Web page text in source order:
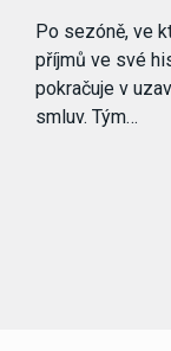
Po sezóně, ve
příjmů ve své
pokračuje v
smluv. Tým…